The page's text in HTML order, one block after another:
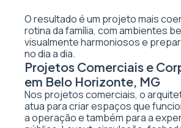
O resultado é um projeto mais
rotina da família, com ambientes
visualmente harmoniosos e
no dia a dia.
Projetos Comerciais e
em Belo Horizonte, MG
Nos projetos comerciais, o
atua para criar espaços que
a operação e também para a